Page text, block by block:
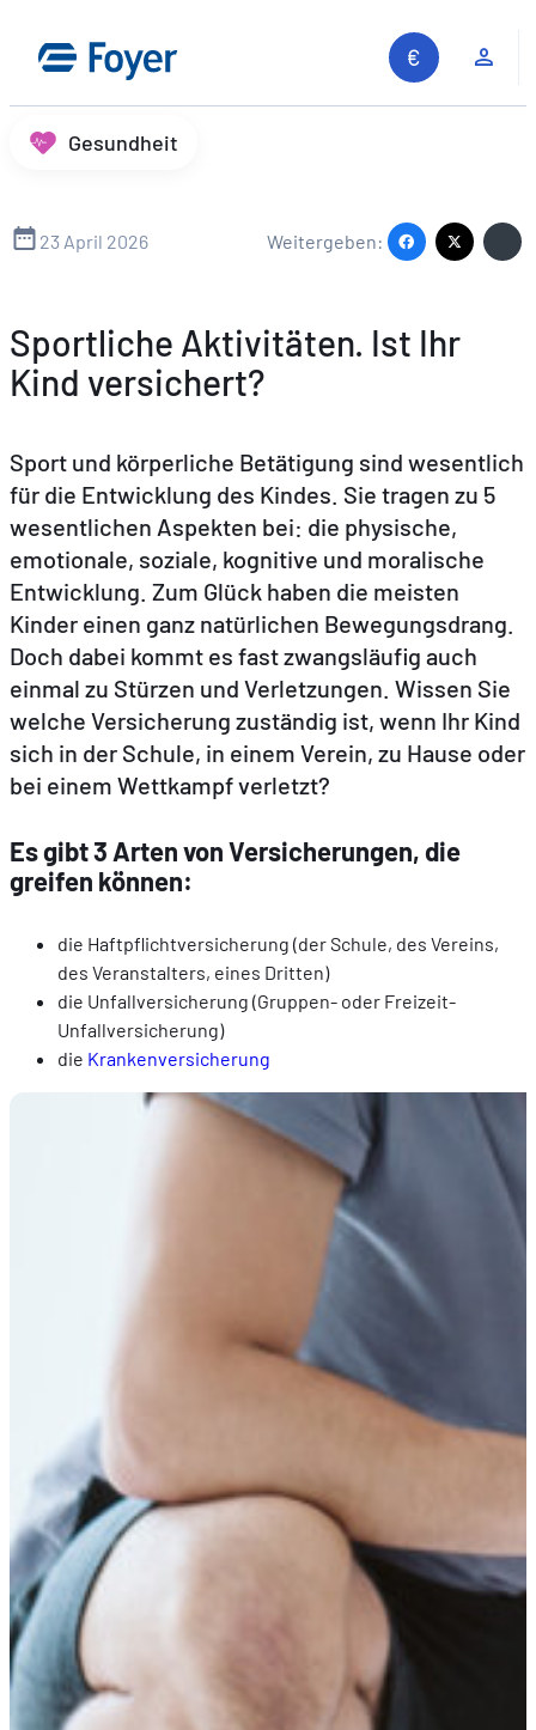
Inhalt
springen
Auf unserer Website suchen
DEFREN
Gesundheit
23 April 2026 Weitergeben:
Sportliche Aktivitäten. Ist Ihr
Kind versichert?
Sport und körperliche Betätigung sind wesentlich
für die Entwicklung des Kindes. Sie tragen zu 5
wesentlichen Aspekten bei: die physische,
emotionale, soziale, kognitive und moralische
Entwicklung. Zum Glück haben die meisten
Kinder einen ganz natürlichen Bewegungsdrang.
Doch dabei kommt es fast zwangsläufig auch
einmal zu Stürzen und Verletzungen. Wissen Sie
welche Versicherung zuständig ist, wenn Ihr Kind
sich in der Schule, in einem Verein, zu Hause oder
bei einem Wettkampf verletzt?
Es gibt 3 Arten von Versicherungen, die
greifen können:
die Haftpflichtversicherung (der Schule, des Vereins,
des Veranstalters, eines Dritten)
die Unfallversicherung (Gruppen- oder Freizeit-
Unfallversicherung)
die Krankenversicherung